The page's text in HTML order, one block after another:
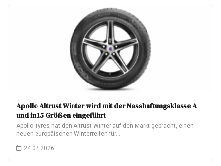
Apollo Altrust Winter wird mit der Nasshaftungsklasse A
und in 15 Größen eingeführt
Apollo Tyres hat den Altrust Winter auf den Markt gebracht, einen
neuen europäischen Winterreifen für…
24.07.2026